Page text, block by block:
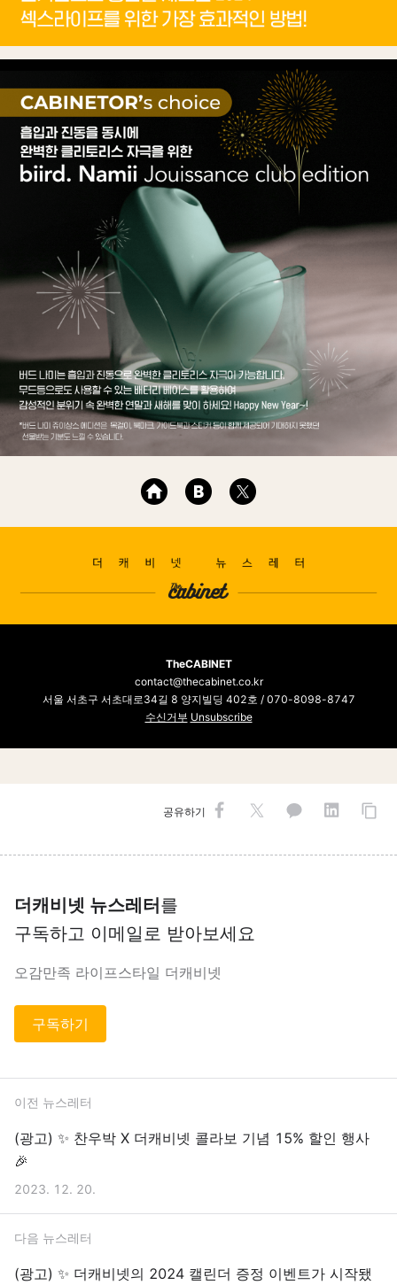
TheCABINET
contact@thecabinet.co.kr
서울 서초구 서초대로34길 8 양지빌딩 402호 / 070-8098-8747
수신거부 Unsubscribe
공유하기
더캐비넷 뉴스레터를
구독하고 이메일로 받아보세요
오감만족 라이프스타일 더캐비넷
구독하기
이전 뉴스레터
(광고) ✨ 찬우박 X 더캐비넷 콜라보 기념 15% 할인 행사
🎉
2023. 12. 20.
다음 뉴스레터
(광고) ✨ 더캐비넷의 2024 캘린더 증정 이벤트가 시작됐